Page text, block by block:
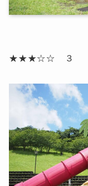
★★★☆☆ ３